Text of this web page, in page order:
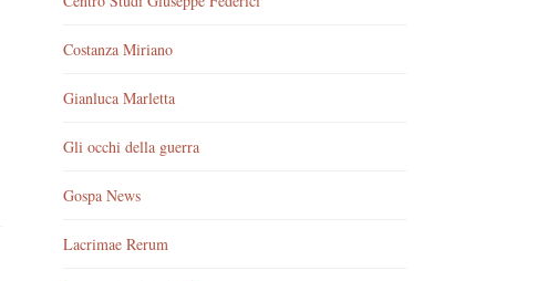
Costanza Miriano
Gianluca Marletta
Gli occhi della guerra
Gospa News
Lacrimae Rerum